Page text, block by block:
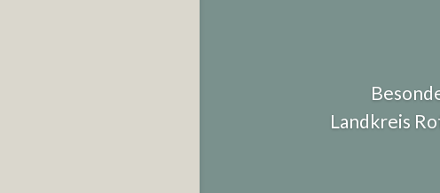
Landkreis